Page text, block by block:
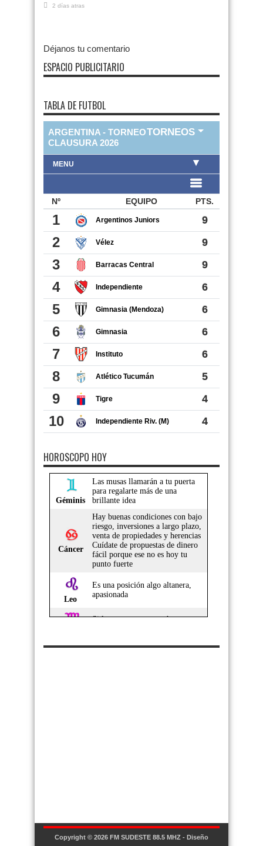
2 días atras
Déjanos tu comentario
ESPACIO PUBLICITARIO
TABLA DE FUTBOL
HOROSCOPO HOY
Copyright © 2026 FM SUDESTE 88.5 MHZ - Diseño